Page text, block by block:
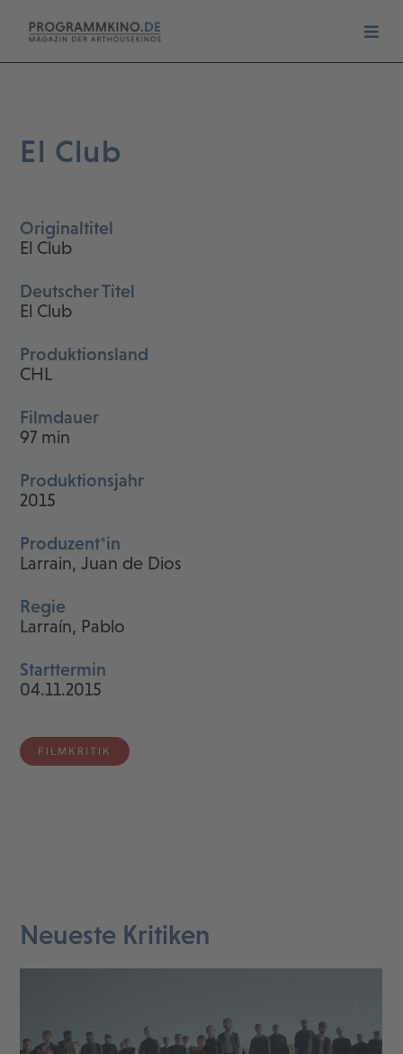
El Club
Originaltitel
El Club
Deutscher Titel
El Club
Produktionsland
CHL
Filmdauer
97 min
Produktionsjahr
2015
Produzent*in
Larrain, Juan de Dios
Regie
Larraín, Pablo
Starttermin
04.11.2015
FILMKRITIK
Neueste Kritiken